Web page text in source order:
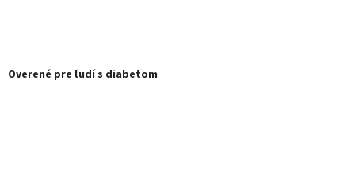
Overené pre ľudí s diabetom